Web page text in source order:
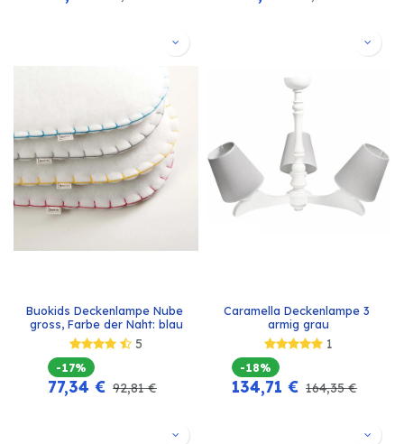
Buokids Deckenlampe Nube
gross, Farbe der Naht: blau
5
-17%
77,34 € 92,81€
Caramella Deckenlampe 3
armig grau
1
-18%
134,71 € 164,35€